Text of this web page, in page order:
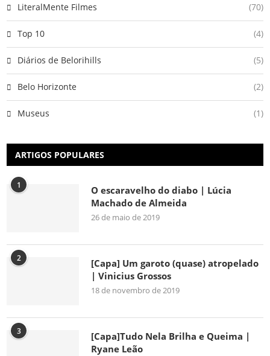
LiteralMente Filmes (70)
Top 10 (4)
Diários de Belorihills (5)
Belo Horizonte (2)
Museus (1)
ARTIGOS POPULARES
1
O escaravelho do diabo | Lúcia
Machado de Almeida
26 de maio de 2019
2
[Capa] Um garoto (quase) atropelado
| Vinicius Grossos
18 de novembro de 2019
3
[Capa]Tudo Nela Brilha e Queima |
Ryane Leão